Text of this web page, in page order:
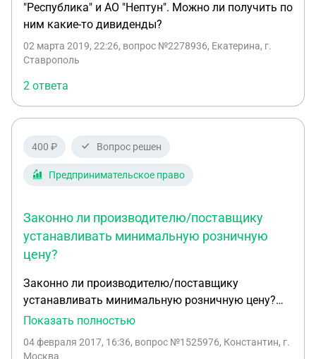
"Республика" и АО "Нептун". Можно ли получить по
ним какие-то дивиденды?
02 марта 2019, 22:26, вопрос №2278936, Екатерина, г.
Ставрополь
2 ответа
400 ₽ Вопрос решен
Предпринимательское право
Законно ли производителю/поставщику
устанавливать минимальную розничную
цену?
Законно ли производителю/поставщику
устанавливать минимальную розничную цену?
Речь идет о медицинской технике, которая имеет
уникальная) Может ли производитель требовать
Показать полностью
04 февраля 2017, 16:36, вопрос №1525976, Константин, г.
Москва